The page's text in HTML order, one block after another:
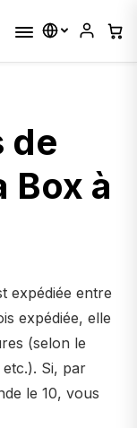
de
Box à
expédiée entre
expédiée, elle
(selon le
Si, par
le 10, vous